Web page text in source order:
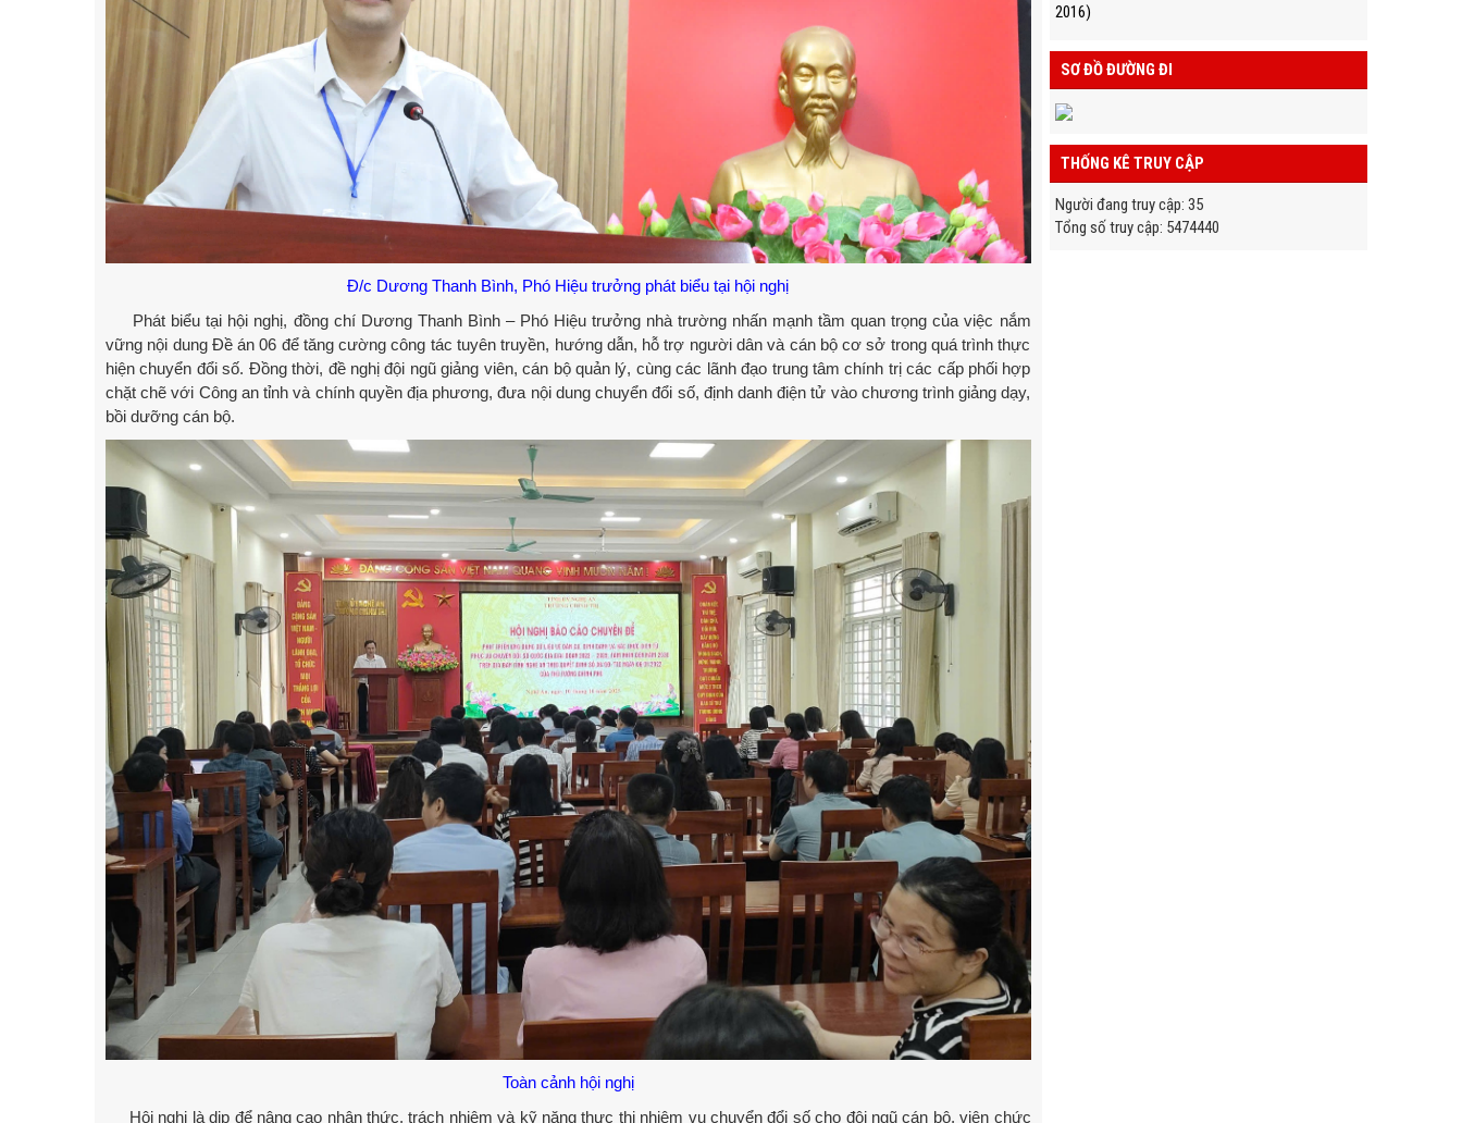
Đ/c Dương Thanh Bình, Phó Hiệu trưởng phát biểu tại hội nghị
Phát biểu tại hội nghị, đồng chí Dương Thanh Bình – Phó Hiệu trưởng nhà trường nhấn mạnh tầm quan trọng của việc nắm
vững nội dung Đề án 06 để tăng cường công tác tuyên truyền, hướng dẫn, hỗ trợ người dân và cán bộ cơ sở trong quá trình thực
hiện chuyển đổi số. Đồng thời, đề nghị đội ngũ giảng viên, cán bộ quản lý, cùng các lãnh đạo trung tâm chính trị các cấp phối hợp
chặt chẽ với Công an tỉnh và chính quyền địa phương, đưa nội dung chuyển đổi số, định danh điện tử vào chương trình giảng dạy,
bồi dưỡng cán bộ.
Toàn cảnh hội nghị
Hội nghị là dịp để nâng cao nhận thức, trách nhiệm và kỹ năng thực thi nhiệm vụ chuyển đổi số cho đội ngũ cán bộ, viên chức
2016)
SƠ ĐỒ ĐƯỜNG ĐI
THỐNG KÊ TRUY CẬP
Người đang truy cập: 35
Tổng số truy cập: 5474440